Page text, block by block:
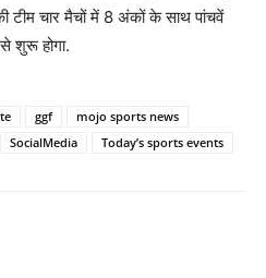
चार मैचों में 8 अंकों के साथ पांचवें
शुरू होगा.
ggf
mojo sports news
SocialMedia Today’s sports events